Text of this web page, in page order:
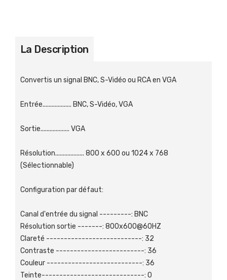
La Description
Convertis un signal BNC, S-Vidéo ou RCA en VGA
Entrée................... BNC, S-Vidéo, VGA
Sortie................... VGA
Résolution................... 800 x 600 ou 1024 x 768
(Sélectionnable)
Configuration par défaut:
Canal d'entrée du signal ---------: BNC
Résolution sortie -------: 800x600@60HZ
Clareté ---------------------------: 32
Contraste -------------------------: 36
Couleur ---------------------------: 36
Teinte-----------------------------: 0